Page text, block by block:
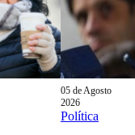
05 de Agosto
2026
Política